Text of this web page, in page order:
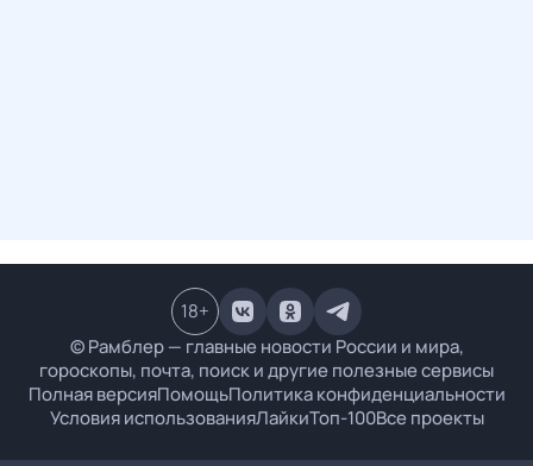
© Рамблер — главные новости России и мира,
гороскопы, почта, поиск и другие полезные сервисы
Полная версияПомощьПолитика конфиденциальности
Условия использованияЛайкиТоп-100Все проекты
18+